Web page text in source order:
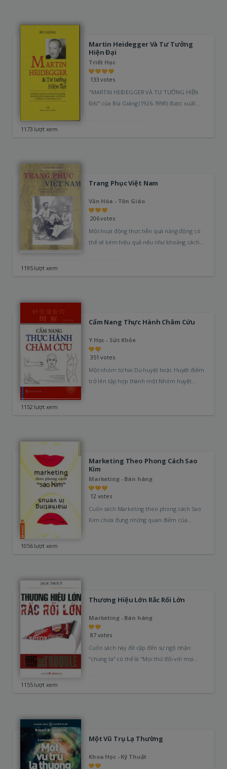
Martin Heidegger Và Tư Tưởng
Hiện Đại
Triết Học
133 votes
"MARTIN HEIDEGGER VÀ TƯ TƯỞNG HIỆN
ĐẠI" của Bùi Giáng (1926-1998) được xuất
1173 lượt xem
Trang Phục Việt Nam
Văn Hóa - Tôn Giáo
206 votes
Một hoạt động thực tiễn quá năng động có
thể sẽ kém hiệu quả nếu như khoảng cách
1195 lượt xem
Cẩm Nang Thực Hành Châm Cứu
Y Học - Sức Khỏe
351 votes
Một nhóm từ hai Du huyệt hoặc Huyệt điểm
trở lên tập hợp thành một Nhóm huyệt
1152 lượt xem
Marketing Theo Phong Cách Sao
Kim
Marketing - Bán hàng
12 votes
Cuốn sách Marketing theo phong cách Sao
Kim chứa đựng những quan điểm của
1056 lượt xem
Thương Hiệu Lớn Rắc Rối Lớn
Marketing - Bán hàng
87 votes
Cuốn sách này đề cập đến sự ngộ nhận:
“chúng ta” có thể là “Mọi thứ đối với mọi
1155 lượt xem
Một Vũ Trụ Lạ Thường
Khoa Học - Kỹ Thuật